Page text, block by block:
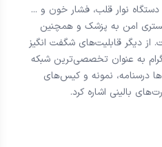
نوار قلب، فشار خون و ...
امن به پزشک و همچنین
از دیگر قابلیت‌های شگفت انگیز
به عنوان تخصصی‌ترین شبکه
درسنامه، نمونه و کیس‌های
بالینی اشاره کرد.